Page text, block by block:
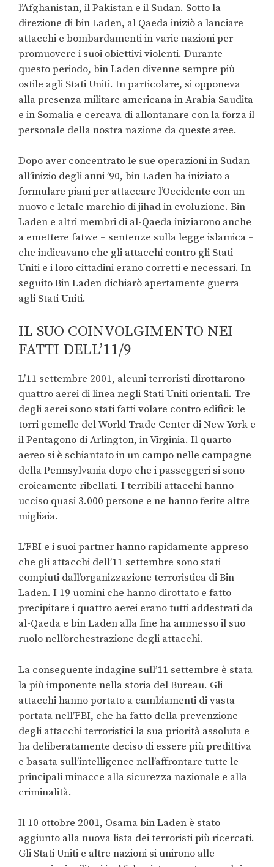
l’Afghanistan, il Pakistan e il Sudan. Sotto la
direzione di bin Laden, al Qaeda iniziò a lanciare
attacchi e bombardamenti in varie nazioni per
promuovere i suoi obiettivi violenti. Durante
questo periodo, bin Laden divenne sempre più
ostile agli Stati Uniti. In particolare, si opponeva
alla presenza militare americana in Arabia Saudita
e in Somalia e cercava di allontanare con la forza il
personale della nostra nazione da queste aree.
Dopo aver concentrato le sue operazioni in Sudan
all’inizio degli anni ’90, bin Laden ha iniziato a
formulare piani per attaccare l’Occidente con un
nuovo e letale marchio di jihad in evoluzione. Bin
Laden e altri membri di al-Qaeda iniziarono anche
a emettere fatwe – sentenze sulla legge islamica –
che indicavano che gli attacchi contro gli Stati
Uniti e i loro cittadini erano corretti e necessari. In
seguito Bin Laden dichiarò apertamente guerra
agli Stati Uniti.
IL SUO COINVOLGIMENTO NEI
FATTI DELL’11/9
L’11 settembre 2001, alcuni terroristi dirottarono
quattro aerei di linea negli Stati Uniti orientali. Tre
degli aerei sono stati fatti volare contro edifici: le
torri gemelle del World Trade Center di New York e
il Pentagono di Arlington, in Virginia. Il quarto
aereo si è schiantato in un campo nelle campagne
della Pennsylvania dopo che i passeggeri si sono
eroicamente ribellati. I terribili attacchi hanno
ucciso quasi 3.000 persone e ne hanno ferite altre
migliaia.
L’FBI e i suoi partner hanno rapidamente appreso
che gli attacchi dell’11 settembre sono stati
compiuti dall’organizzazione terroristica di Bin
Laden. I 19 uomini che hanno dirottato e fatto
precipitare i quattro aerei erano tutti addestrati da
al-Qaeda e bin Laden alla fine ha ammesso il suo
ruolo nell’orchestrazione degli attacchi.
La conseguente indagine sull’11 settembre è stata
la più imponente nella storia del Bureau. Gli
attacchi hanno portato a cambiamenti di vasta
portata nell’FBI, che ha fatto della prevenzione
degli attacchi terroristici la sua priorità assoluta e
ha deliberatamente deciso di essere più predittiva
e basata sull’intelligence nell’affrontare tutte le
principali minacce alla sicurezza nazionale e alla
criminalità.
Il 10 ottobre 2001, Osama bin Laden è stato
aggiunto alla nuova lista dei terroristi più ricercati.
Gli Stati Uniti e altre nazioni si unirono alle